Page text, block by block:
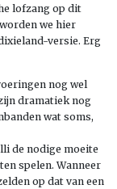
lofzang op dit
we hier
versie. Erg
nog wel
dramatiek nog
wat soms,
de nodige moeite
spelen. Wanneer
op dat van een